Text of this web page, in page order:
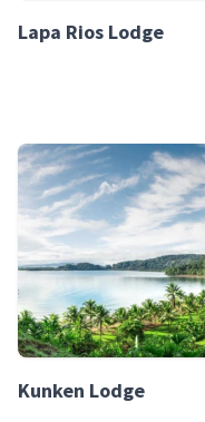
Lapa Rios Lodge
Kunken Lodge